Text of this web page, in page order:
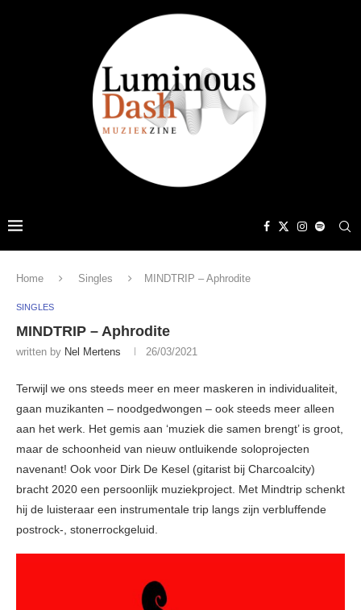
Home Singles MINDTRIP – Aphrodite
SINGLES
MINDTRIP – Aphrodite
written by Nel Mertens 26/03/2021
Terwijl we ons steeds meer en meer maskeren in individualiteit,
gaan muzikanten – noodgedwongen – ook steeds meer alleen
aan het werk. Het gemis aan ‘muziek die samen brengt’ is groot,
maar de schoonheid van nieuw ontluikende soloprojecten
navenant! Ook voor Dirk De Kesel (gitarist bij Charcoalcity)
bracht 2020 een persoonlijk muziekproject. Met Mindtrip schenkt
hij de luisteraar een instrumentale trip langs zijn verbluffende
postrock-, stonerrockgeluid.